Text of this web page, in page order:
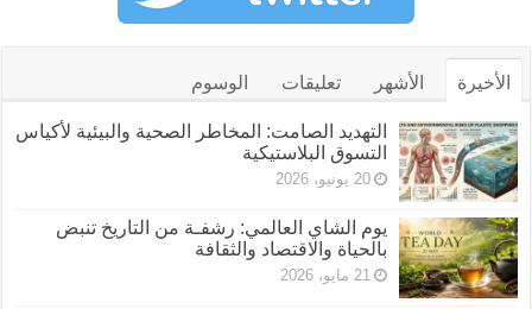
الأخيرة الأشهر تعليقات الوسوم
التهديد الصامت: المخاطر الصحية والبيئية لأكياس
التسوق البلاستيكية
20 يونيو، 2026
يوم الشاي العالمي: رشفـة من التاريخ تنبض
بالحياة والاقتصاد والثقافة
21 مايو، 2026